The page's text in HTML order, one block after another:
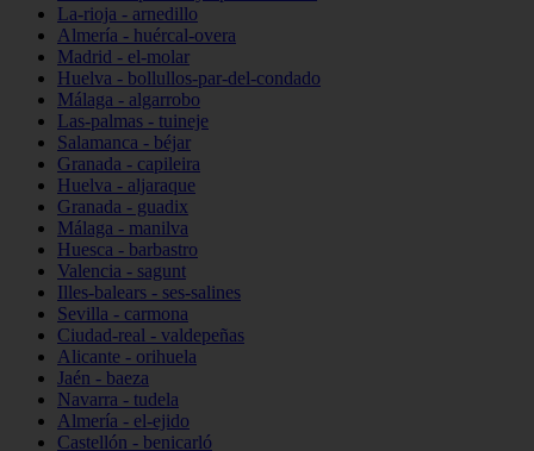
La-rioja - arnedillo
Almería - huércal-overa
Madrid - el-molar
Huelva - bollullos-par-del-condado
Málaga - algarrobo
Las-palmas - tuineje
Salamanca - béjar
Granada - capileira
Huelva - aljaraque
Granada - guadix
Málaga - manilva
Huesca - barbastro
Valencia - sagunt
Illes-balears - ses-salines
Sevilla - carmona
Ciudad-real - valdepeñas
Alicante - orihuela
Jaén - baeza
Navarra - tudela
Almería - el-ejido
Castellón - benicarló